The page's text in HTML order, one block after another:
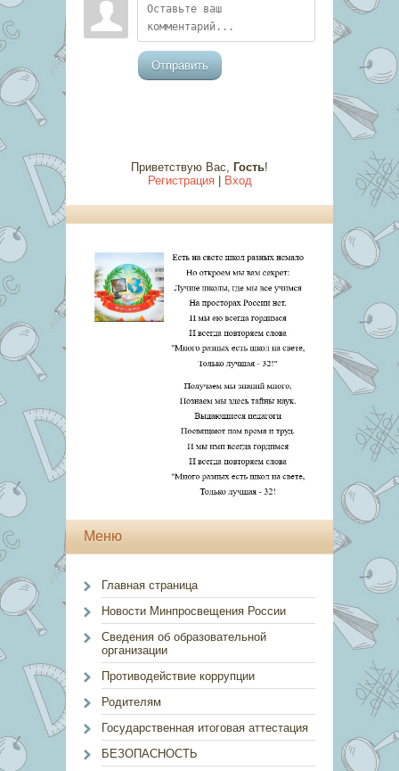
Отправить
Приветствую Вас, Гость!
Регистрация| Вход
Меню
Главная страница
Новости Минпросвещения России
Сведения об образовательной
организации
Противодействие коррупции
Родителям
Государственная итоговая аттестация
БЕЗОПАСНОСТЬ